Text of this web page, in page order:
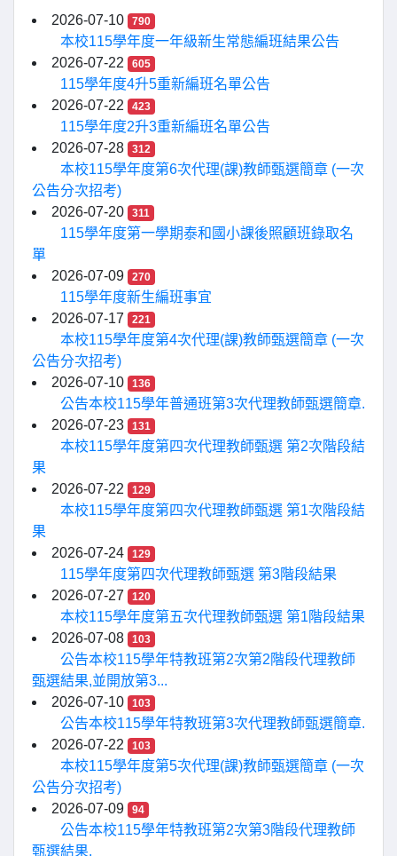
2026-07-10 790
本校115學年度一年級新生常態編班結果公告
2026-07-22
605
115學年度4升5重新編班名單公告
2026-07-22
423
115學年度2升3重新編班名單公告
2026-07-28
312
本校115學年度第6次代理(課)教師甄選簡章 (一次
公告分次招考)
2026-07-20
311
115學年度第一學期泰和國小課後照顧班錄取名
單
2026-07-09
270
115學年度新生編班事宜
2026-07-17
221
本校115學年度第4次代理(課)教師甄選簡章 (一次
公告分次招考)
2026-07-10
136
公告本校115學年普通班第3次代理教師甄選簡章.
2026-07-23
131
本校115學年度第四次代理教師甄選 第2次階段結
果
2026-07-22
129
本校115學年度第四次代理教師甄選 第1次階段結
果
2026-07-24
129
115學年度第四次代理教師甄選 第3階段結果
2026-07-27
120
本校115學年度第五次代理教師甄選 第1階段結果
2026-07-08
103
公告本校115學年特教班第2次第2階段代理教師
甄選結果,並開放第3...
2026-07-10
103
公告本校115學年特教班第3次代理教師甄選簡章.
2026-07-22
103
本校115學年度第5次代理(課)教師甄選簡章 (一次
公告分次招考)
2026-07-09
94
公告本校115學年特教班第2次第3階段代理教師
甄選結果.